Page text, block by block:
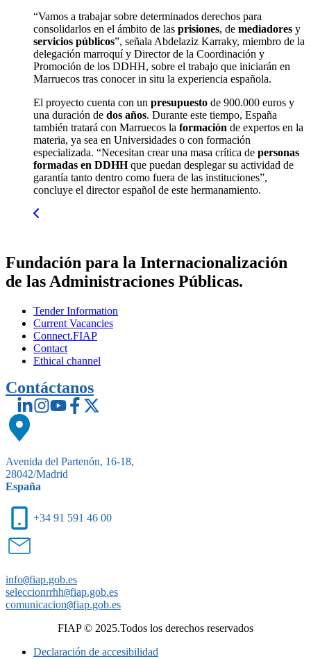
“Vamos a trabajar sobre determinados derechos para
consolidarlos en el ámbito de las prisiones, de mediadores y
servicios públicos”, señala Abdelaziz Karraky, miembro de la
delegación marroquí y Director de la Coordinación y
Promoción de los DDHH, sobre el trabajo que iniciarán en
Marruecos tras conocer in situ la experiencia española.
El proyecto cuenta con un presupuesto de 900.000 euros y
una duración de dos años. Durante este tiempo, España
también tratará con Marruecos la formación de expertos en la
materia, ya sea en Universidades o con formación
especializada. “Necesitan crear una masa crítica de personas
formadas en DDHHque puedan desplegar su actividad de
garantía tanto dentro como fuera de las instituciones”,
concluye el director español de este hermanamiento.
Fundación para la Internacionalización
de las Administraciones Públicas.
Tender Information
Current Vacancies
Connect.FIAP
Contact
Ethical channel
Contáctanos
Avenida del Partenón, 16-18,
28042/Madrid
España
+34 91 591 46 00
info@fiap.gob.es
seleccionrrhh@fiap.gob.es
comunicacion@fiap.gob.es
FIAP © 2025.Todos los derechos reservados
Declaración de accesibilidad